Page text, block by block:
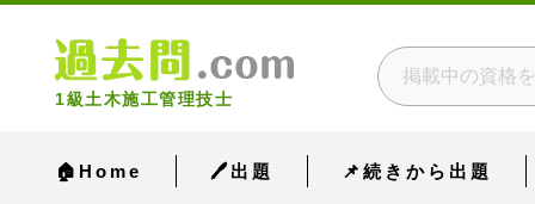
1級土木施工管理技士
🏠Home 🖊出題 📌続きから出題